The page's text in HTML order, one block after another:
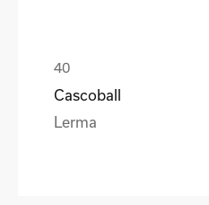
Cascoball
Lerma